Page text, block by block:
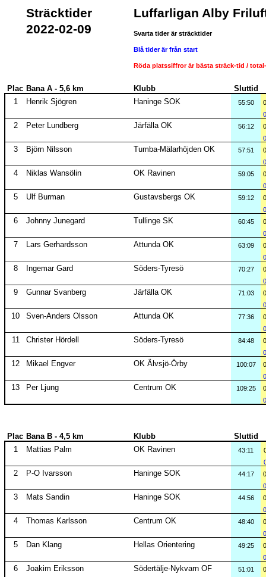
Sträcktider
Luffarligan Alby
2022-02-09
Svarta tider är sträcktider
Blå tider är från start
Röda platssiffror är bästa sträck-tid /
Plac Bana A - 5,6 km Klubb
Sluttid
1
Henrik Sjögren Haninge SOK 55:50
2 Peter Lundberg Järfälla OK 56:12
3 Björn Nilsson Tumba-Mälarhöjden OK 57:51
4 Niklas Wansölin OK Ravinen 59:05
5 Ulf Burman Gustavsbergs OK 59:12
6 Johnny Junegard Tullinge SK 60:45
7 Lars Gerhardsson Attunda OK 63:09
8 Ingemar Gard Söders-Tyresö 70:27
9 Gunnar Svanberg Järfälla OK 71:03
10 Sven-Anders Olsson Attunda OK 77:36
11 Christer Hördell Söders-Tyresö 84:48
12 Mikael Engver OK Älvsjö-Örby 100:07
13 Per Ljung Centrum OK 109:25
Plac Bana B - 4,5 km Klubb
Sluttid
1
Mattias Palm OK Ravinen 43:11
2 P-O Ivarsson Haninge SOK 44:17
3 Mats Sandin Haninge SOK 44:56
4 Thomas Karlsson Centrum OK 48:40
5 Dan Klang Hellas Orientering 49:25
6 Joakim Eriksson Södertälje-Nykvarn OF 51:01